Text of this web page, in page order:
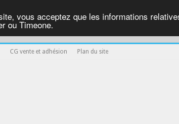
vous acceptez que les informations
ou Timeone.
CG vente et adhésion Plan du site